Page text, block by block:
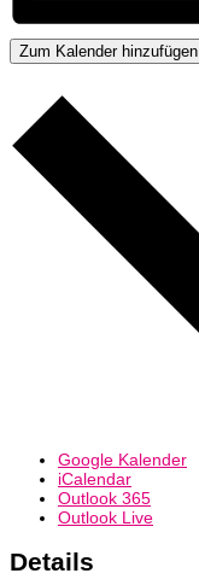
Zum Kalender hinzufügen
Google Kalender
iCalendar
Outlook 365
Outlook Live
Details